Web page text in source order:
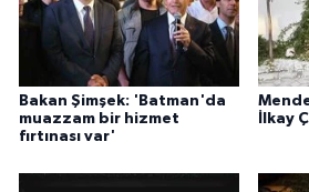
Bakan Şimşek: 'Batman'da
muazzam bir hizmet
fırtınası var'
İlkay